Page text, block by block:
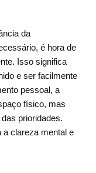
da
é hora de
Isso significa
e ser facilmente
pessoal, a
físico, mas
prioridades.
a clareza mental e